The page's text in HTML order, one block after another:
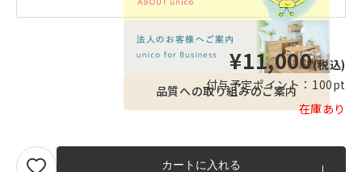
品質への取り組みのご案内
¥11,000(税込)
付与予定ポイント： 100pt
在庫あり
カートに入れる